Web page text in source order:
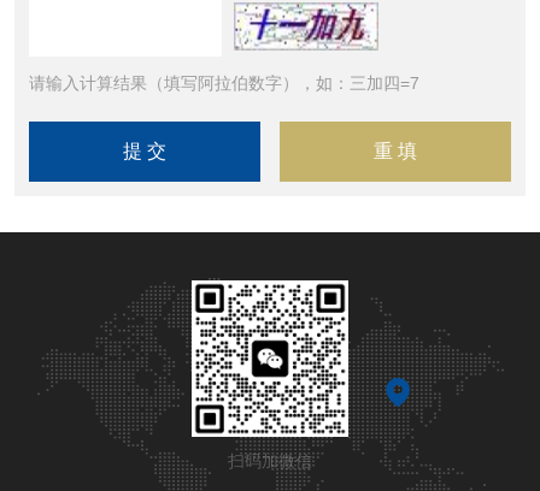
请输入计算结果（填写阿拉伯数字），如：三加四=7
扫码加微信